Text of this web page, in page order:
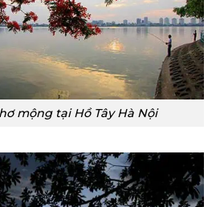
mộng tại Hồ Tây Hà Nội